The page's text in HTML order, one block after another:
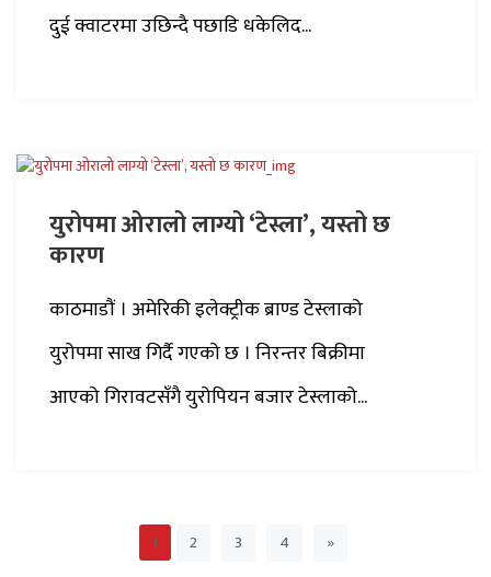
दुई क्वाटरमा उछिन्दै पछाडि धकेलिद...
युरोपमा ओरालो लाग्यो ‘टेस्ला’, यस्तो छ
कारण
काठमाडौं । अमेरिकी इलेक्ट्रीक ब्राण्ड टेस्लाको
युरोपमा साख गिर्दै गएको छ । निरन्तर बिक्रीमा
आएको गिरावटसँगै युरोपियन बजार टेस्लाको...
1 2 3 4 »